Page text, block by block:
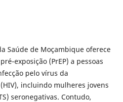
Saúde de Moçambique oferece
exposição (PrEP) a pessoas
pelo vírus da
incluindo mulheres jovens
seronegativas. Contudo,